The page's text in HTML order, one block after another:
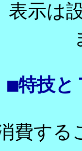
表示は
■特技と
費す